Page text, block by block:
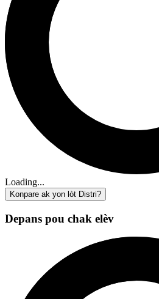
Loading...
Konpare ak yon lòt Distri?
Depans pou chak elèv